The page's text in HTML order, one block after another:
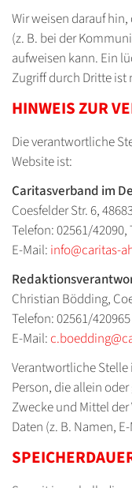
Wir weisen darauf
(z. B. bei der
aufweisen kann. Ein
Zugriff durch Dritte
HINWEIS ZUR
Die verantwortliche
Website ist:
Caritasverband im
Coesfelder Str. 6,
Telefon: 02561/42090,
E-Mail: info@caritas-
Christian Bödding,
Telefon: 02561/420965
E-Mail:
Verantwortliche
Person, die allein
Zwecke und Mittel
Daten (z. B. Namen,